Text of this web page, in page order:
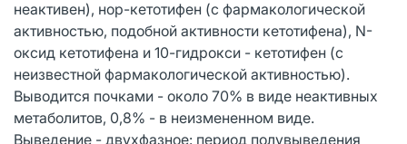
неактивен), нор-кетотифен (с фармакологической
активностью, подобной активности кетотифена), N-
оксид кетотифена и 10-гидрокси - кетотифен (с
неизвестной фармакологической активностью).
Выводится почками - около 70% в виде неактивных
метаболитов, 0,8% - в неизмененном виде.
Выведение - двухфазное: период полувыведения